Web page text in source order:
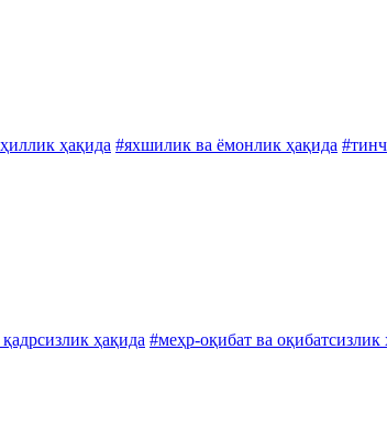
ҳақида #яхшилик ва ёмонлик ҳақида
ҳақида #меҳр-оқибат ва оқибатсизлик